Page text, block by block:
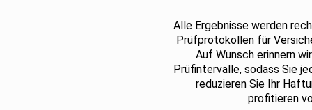
Alle Ergebnisse werden
Prüfprotokollen für
Auf Wunsch erinnern
Prüfintervalle, sodass Sie
reduzieren Sie Ihr
profitieren